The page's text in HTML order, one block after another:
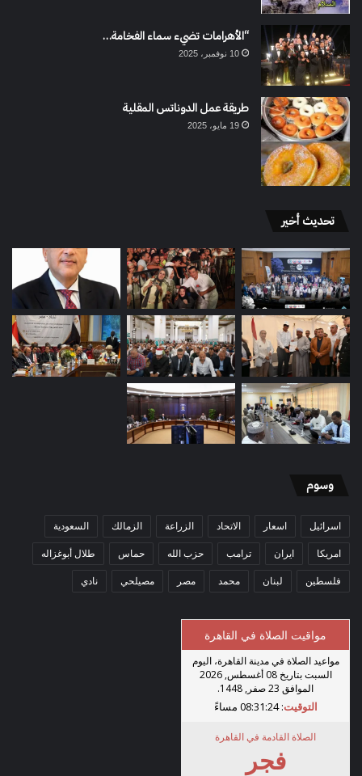
“الأهرامات تضيء سماء الفخامة…
10 نوفمبر، 2025
طريقة عمل الدوناتس المقلية
19 مايو، 2025
تحديث أخير
وسوم
اسرائيل اسعار الاتحاد الزراعة الزمالك السعودية
امريكا ايران ترامب حزب الله حماس طلال أبوغزاله
فلسطين لبنان محمد مصر مصيلحي نادي